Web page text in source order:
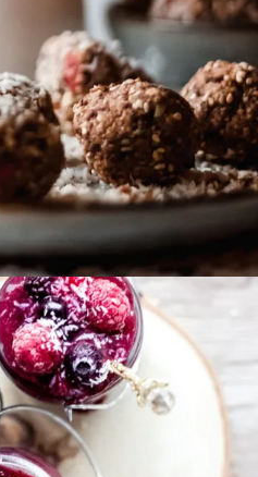
cacahuète et pépites de
de chia